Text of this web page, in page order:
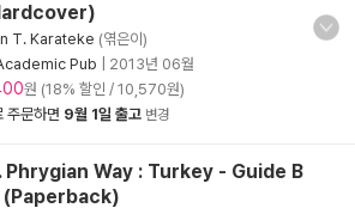
T. Karateke (엮은이)
Pub
2013년 06월
원 (18% 할인 / 10,570원)
주문하면 9월 1일 출고 변경
Phrygian Way : Turkey - Guide B
(Paperback)